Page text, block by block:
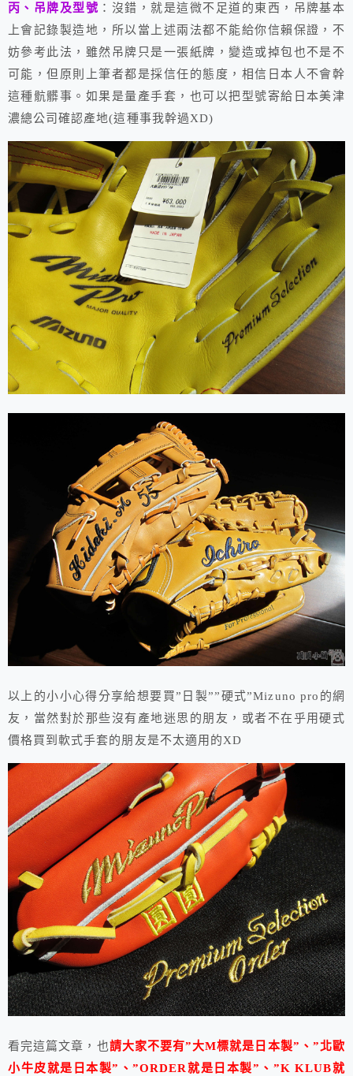
丙、吊牌及型號 ：沒錯，就是這微不足道的東西，吊牌基本
上會記錄製造地，所以當上述兩法都不能給你信賴保證，不
妨參考此法，雖然吊牌只是一張紙牌，變造或掉包也不是不
可能，但原則上筆者都是採信任的態度，相信日本人不會幹
這種骯髒事。如果是量產手套，也可以把型號寄給日本美津
濃總公司確認產地(這種事我幹過XD)
以上的小小心得分享給想要買”日製””硬式”Mizuno pro的網
友，當然對於那些沒有產地迷思的朋友，或者不在乎用硬式
價格買到軟式手套的朋友是不太適用的XD
看完這篇文章，也請大家不要有”大M標就是日本製”、”北歐
小牛皮就是日本製”、”ORDER就是日本製”、”K KLUB就